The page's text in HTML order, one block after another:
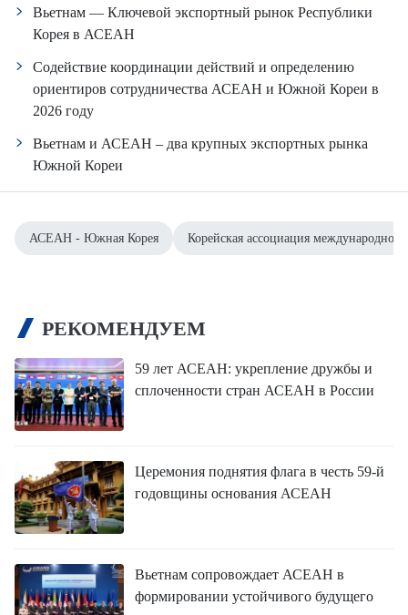
Вьетнам — Ключевой экспортный рынок Республики
Корея в АСЕАН
Содействие координации действий и определению
ориентиров сотрудничества АСЕАН и Южной Кореи в
2026 году
Вьетнам и АСЕАН – два крупных экспортных рынка
Южной Кореи
АСЕАН - Южная Корея Корейская ассоциация международной
РЕКОМЕНДУЕМ
59 лет АСЕАН: укрепление дружбы и
сплоченности стран АСЕАН в России
Церемония поднятия флага в честь 59-й
годовщины основания АСЕАН
Вьетнам сопровождает АСЕАН в
формировании устойчивого будущего